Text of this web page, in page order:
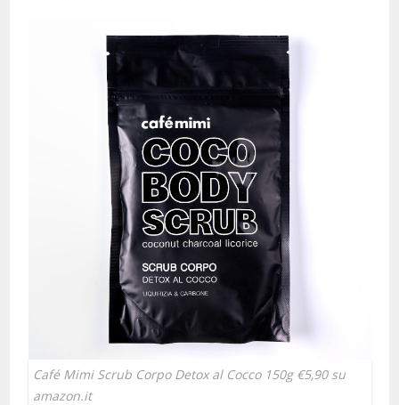
Café Mimi Scrub Corpo Detox al Cocco 150g €5,90 su
amazon.it